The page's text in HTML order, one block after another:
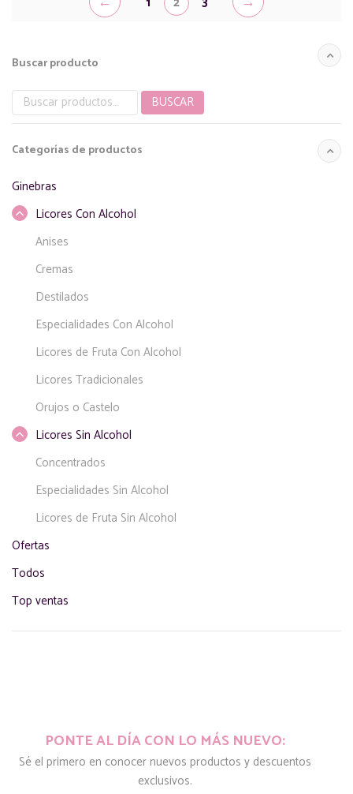
Buscar producto
Buscar
por:
BUSCAR
Categorías de productos
Ginebras
Licores Con Alcohol
Anises
Cremas
Destilados
Especialidades Con Alcohol
Licores de Fruta Con Alcohol
Licores Tradicionales
Orujos o Castelo
Licores Sin Alcohol
Concentrados
Especialidades Sin Alcohol
Licores de Fruta Sin Alcohol
Ofertas
Todos
Top ventas
PONTE AL DÍA CON LO MÁS NUEVO:
Sé el primero en conocer nuevos productos y descuentos
exclusivos.